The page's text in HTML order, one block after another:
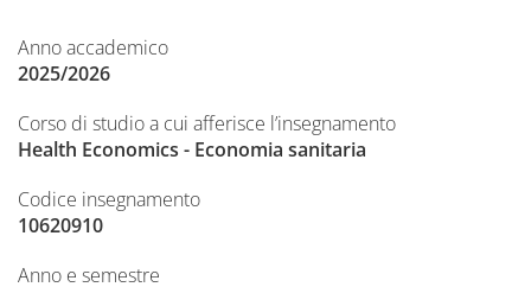
Anno accademico
2025/2026
Corso di studio a cui afferisce l’insegnamento
Health Economics - Economia sanitaria
Codice insegnamento
10620910
Anno e semestre